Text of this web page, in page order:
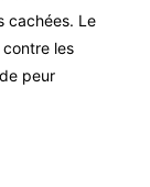
cachées. Le
contre les
peur